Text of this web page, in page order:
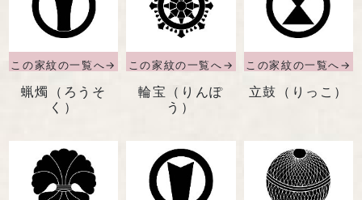
『京の黒染め屋』（BtoC）サイトへ
蝋燭（ろうそ
く）
輪宝（りんぽ
う）
立鼓（りっこ）